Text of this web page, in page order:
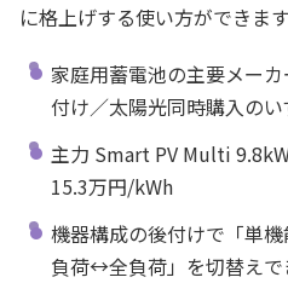
に格上げする使い方ができます
家庭用蓄電池の主要メー
付け／太陽光同時購入の
主力 Smart PV Multi
15.3万円/kWh
機器構成の後付けで「単
負荷↔全負荷」を切替えで